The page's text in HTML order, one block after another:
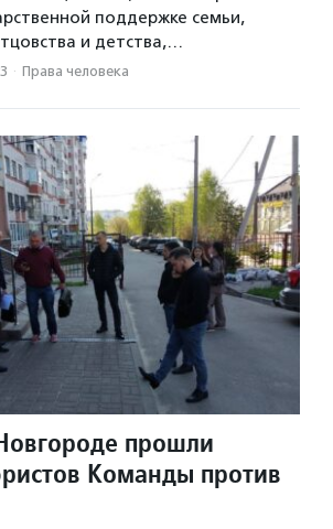
поддержке семьи,
и детства,…
· Права человека
прошли
Команды против